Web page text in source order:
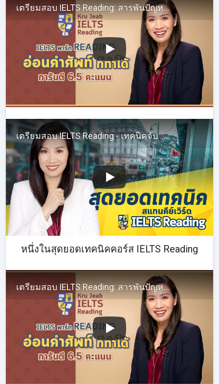
เตรียมสอบ IELTS Reading: สารพันปัญหาของคนสอบ IELTS Reading จะแก้ยังไงดี
เตรียมสอบ IELTS Reading - เทคนิคจับ Keyword ใน IELTS Reading อ่านไวตอบถูก! Reading ไม่ยากอีกต่อไป!
หนึ่งในสุดยอดเทคนิคคอร์ส IELTS Reading
เตรียมสอบ IELTS Reading: สารพันปัญหาของคนสอบ IELTS Reading จะแก้ยังไงดี